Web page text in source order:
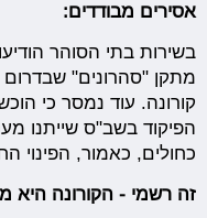
אסירים מבודדים:
בשירות בתי הסוהר
מתקן "סהרונים"
קורונה. עוד נמסר כי
הפיקוד בשב"ס שייתנו
כחולים, כאמור, הפינוי
זה רשמי - הקורונה היא